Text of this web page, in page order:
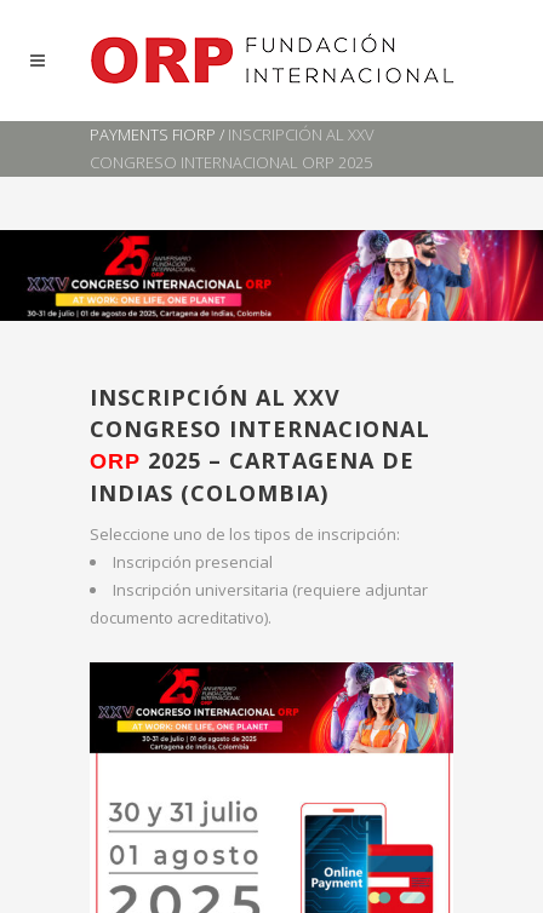
PAYMENTS FIORP / INSCRIPCIÓN AL XXV
CONGRESO INTERNACIONAL ORP 2025
INSCRIPCIÓN AL XXV
CONGRESO INTERNACIONAL
ORP 2025 – CARTAGENA DE
INDIAS (COLOMBIA)
Seleccione uno de los tipos de inscripción:
Inscripción presencial
Inscripción universitaria (requiere adjuntar
documento acreditativo).